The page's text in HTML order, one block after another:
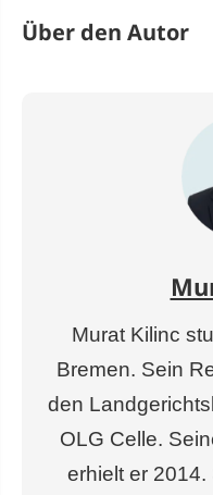
Über den Autor
Murat Kilinc
Bremen. Sein
den
OLG Celle.
erhielt er